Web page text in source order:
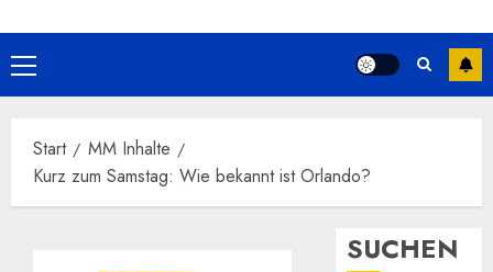
Primäres
Menü
Start
MM Inhalte
Kurz zum Samstag: Wie bekannt ist Orlando?
SUCHEN